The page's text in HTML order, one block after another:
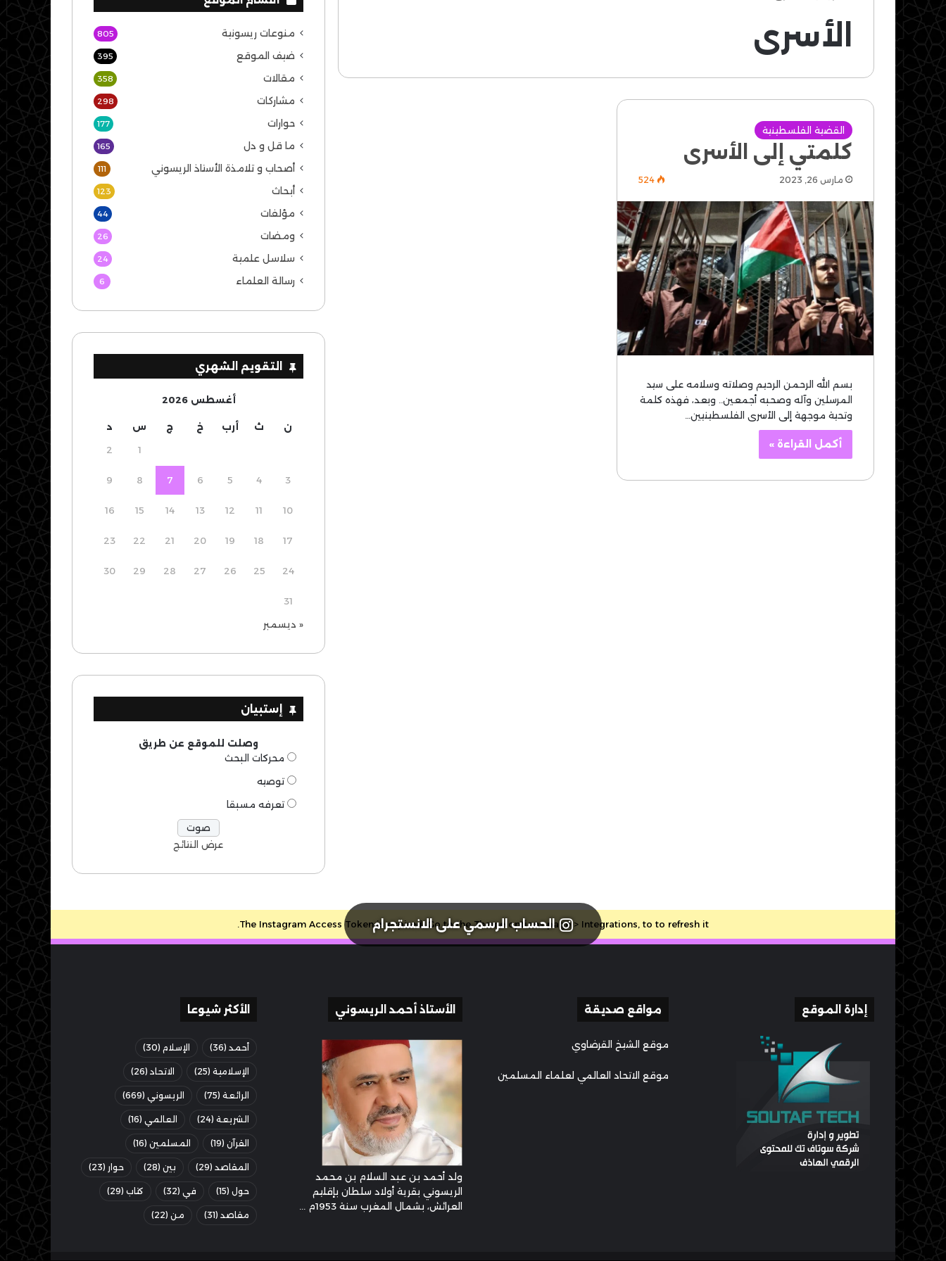
الأسرى
القضية الفلسطينية
كلمتي إلى الأسرى
مارس 26, 2023 524
بسم الله الرحمن الرحيم وصلاته وسلامه على سيد
المرسلين وآله وصحبه أجمعين.. وبعد، فهذه كلمة
وتحية موجهة إلى الأسرى الفلسطينيين…
أكمل القراءة »
منوعات ريسونية 805
ضيف الموقع 395
مقالات 358
مشاركات 298
حوارات 177
ما قل و دل 165
أصحاب و تلامذة الأستاذ الريسوني 111
أبحاث 123
مؤلفات 44
ومضات 26
سلاسل علمية 24
رسالة العلماء 6
التقويم الشهري
أغسطس 2026
ن ث أرب خ ج س د
1
2
3
4
5
6
7
8
9
10
11
12
13
14
15
16
17
18
19
20
21
22
23
24
25
26
27
28
29
30
31
« ديسمبر
إستبيان
وصلت للموقع عن طريق
محركات البحث
توصيه
تعرفه مسبقا
عرض النتائج
الحساب الرسمي على الانستجرام
The Instagram Access Token is expired, Go to the Theme options page > Integrations, to to refresh it.
إدارة الموقع مواقع صديقة
موقع الشيخ القرضاوي
موقع الاتحاد العالمي لعلماء المسلمين
الأستاذ أحمد الريسوني
ولد أحمد بن عبد السلام بن محمد
الريسوني بقرية أولاد سلطان بإقليم
العرائش، بشمال المغرب سنة 1953م ...
الأكثر شيوعا
أحمد (36) الإسلام (30)
الإسلامية (25) الاتحاد (26)
الرائعة (75) الريسوني (669)
الشريعة (24) العالمي (16)
القرآن (19) المسلمين (16)
المقاصد (29) بين (28) حوار (23)
حول (15) في (32) كتاب (29)
مقاصد (31) من (22)